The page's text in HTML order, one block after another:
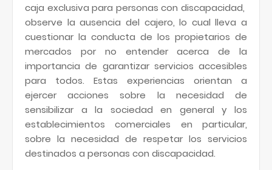
caja exclusiva para personas con discapacidad,
observe la ausencia del cajero, lo cual lleva a
cuestionar la conducta de los propietarios de
mercados por no entender acerca de la
importancia de garantizar servicios accesibles
para todos. Estas experiencias orientan a
ejercer acciones sobre la necesidad de
sensibilizar a la sociedad en general y los
establecimientos comerciales en particular,
sobre la necesidad de respetar los servicios
destinados a personas con discapacidad.